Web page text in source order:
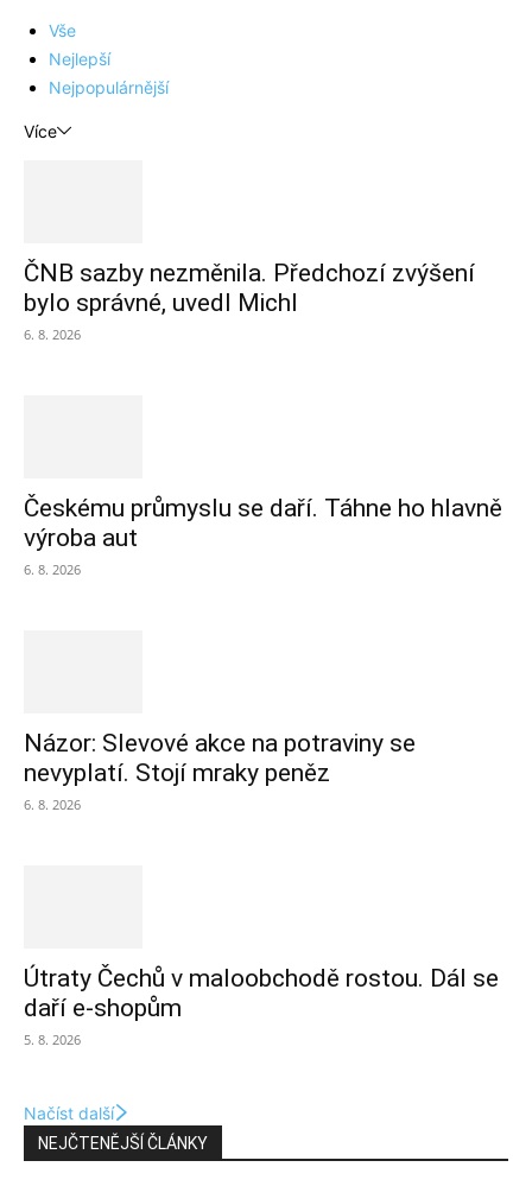
Vše
Nejlepší
Nejpopulárnější
Více
ČNB sazby nezměnila. Předchozí zvýšení
bylo správné, uvedl Michl
6. 8. 2026
Českému průmyslu se daří. Táhne ho hlavně
výroba aut
6. 8. 2026
Názor: Slevové akce na potraviny se
nevyplatí. Stojí mraky peněz
6. 8. 2026
Útraty Čechů v maloobchodě rostou. Dál se
daří e-shopům
5. 8. 2026
Načíst další
NEJČTENĚJŠÍ ČLÁNKY